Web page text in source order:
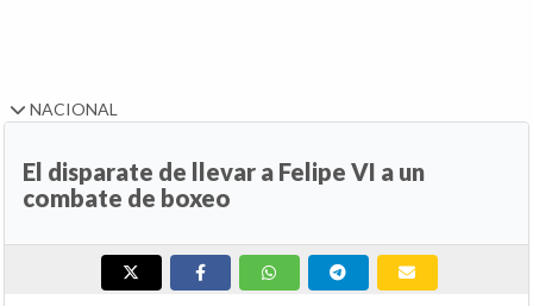
NACIONAL
El disparate de llevar a Felipe VI a un
combate de boxeo